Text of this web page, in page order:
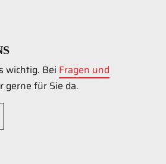
wichtig. Bei Fragen und
gerne für Sie da.